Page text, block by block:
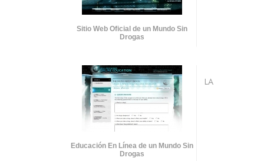
Sitio Web Oficial de un Mundo Sin
Drogas
Educación En Línea de un Mundo Sin
Drogas
LA